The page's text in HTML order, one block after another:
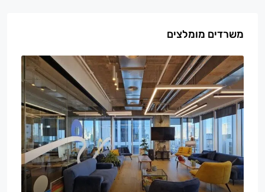
משרדים מומלצים